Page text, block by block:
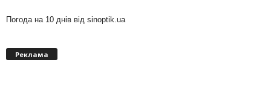
Погода на 10 днів від sinoptik.ua
Реклама